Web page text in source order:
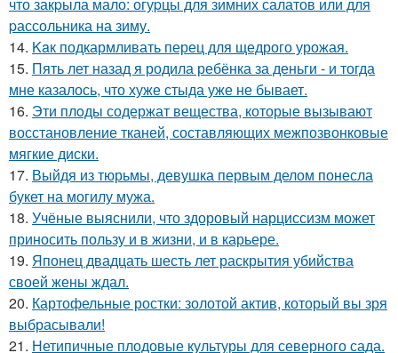
что закpыла мало: огуpцы для зимних салатов или для
pассольника на зиму.
14. Kaк подкармливать перец для щедрого урожая.
15. Пять лет назад я родила ребёнка за деньги - и тогда
мне казалось, что хуже стыда уже не бывает.
16. Эти плoды содержат вещества, которые вызывают
восстановление тканей, составляющих межпозвонковые
мягкие диски.
17. Выйдя из тюрьмы, девушка первым делом понесла
букет на могилу мужа.
18. Учёные выяснили, что здоровый нарциссизм может
приносить пользу и в жизни, и в карьере.
19. Японец двадцать шесть лет раскрытия убийства
своей жены ждал.
20. Картофельные ростки: золотой актив, который вы зря
выбрасывали!
21. Нетипичные плодовые культуры для северного сада.